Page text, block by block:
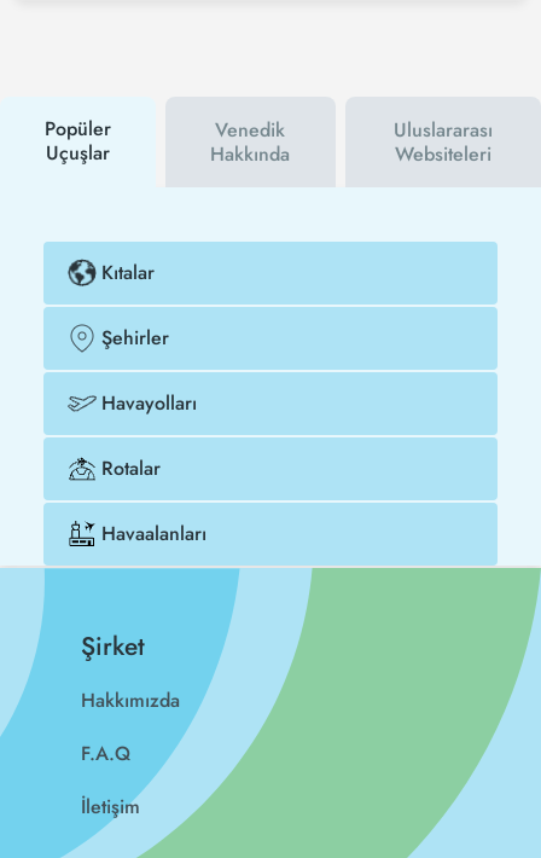
Popüler
Uçuşlar
Venedik
Hakkında
Uluslararası
Websiteleri
Kıtalar
Şehirler
Havayolları
Rotalar
Havaalanları
Şirket
Hakkımızda
F.A.Q
İletişim